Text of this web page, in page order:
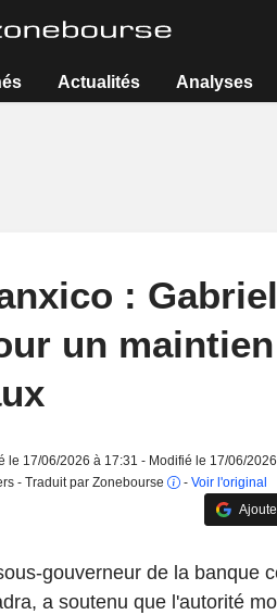
Actualités Analyses
:
un
le 17/06/2026 à 17:31 - Modifié le 17/06/
- Traduit par Zonebourse
- Voir l'original
gouverneur de la banque
a soutenu que l'autorité